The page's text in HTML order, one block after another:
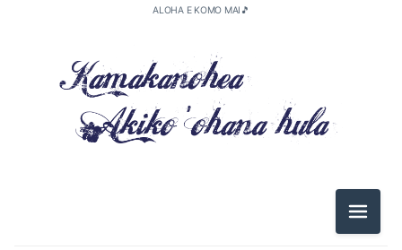
ALOHA E KOMO MAI🎵
メニュ